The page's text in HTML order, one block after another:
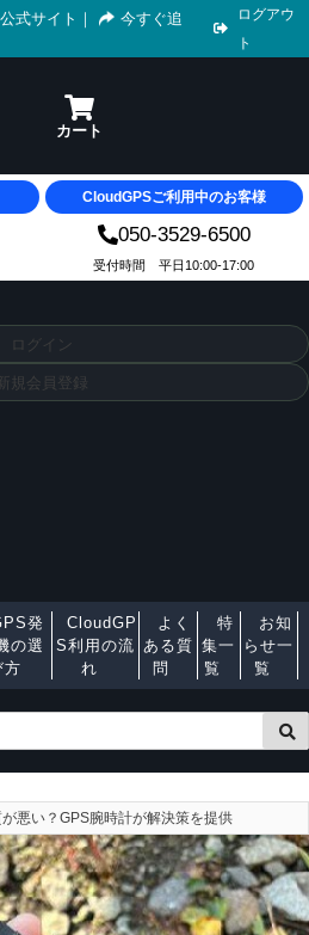
式サイト ｜
今すぐ追
ログアウ
ト
CloudGPSご利用中のお客様
050-3529-6500
受付時間 平日10:00-17:00
ログイン
規会員登録
発
の選
方
CloudGP
S利用の流
れ
よく
ある質
問
特
集一
覧
お知
らせ一
覧
悪い？GPS腕時計が解決策を提供